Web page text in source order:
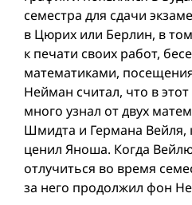
семестра для сдачи
в Цюрих или Берлин, в
к печати своих работ,
математиками,
Нейман считал, что в
много узнал от двух
Шмидта и Германа Вейля,
ценил Яноша. Когда
отлучиться во время
за него продолжил фон